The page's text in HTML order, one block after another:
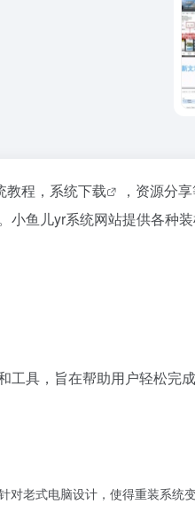
程， 系统下载
，资源分
小鱼儿yr系统网站提供各种
工具，旨在帮助用户轻松完
对老式电脑设计，使得重装系统